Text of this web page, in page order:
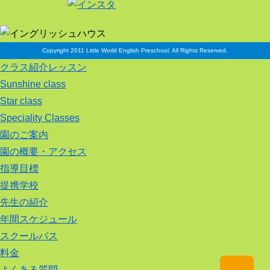
Copyright 2011 Little World English Preschool. All Rights Reserved.
クラス紹介レッスン
Sunshine class
Star class
Speciality Classes
園のご案内
園の概要・アクセス
指導目標
提携学校
先生の紹介
年間スケジュール
スクールバス
料金